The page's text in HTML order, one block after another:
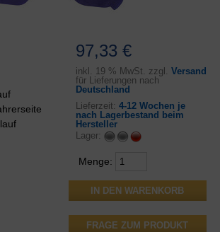
97,33 €
inkl. 19 % MwSt. zzgl. Versand
für Lieferungen nach
Deutschland
Lieferzeit: 4-12 Wochen je
nach Lagerbestand beim
Hersteller
Lager:
Menge:
FRAGE ZUM PRODUKT